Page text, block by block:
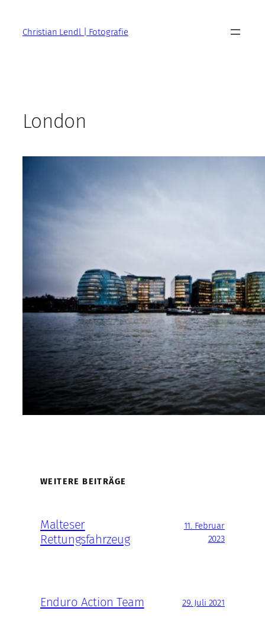
springenChristian Lendl | Fotografie
London
WEITERE BEITRÄGE
Malteser
Rettungsfahrzeug
11. Februar
2023
Enduro Action Team 29. Juli 2021